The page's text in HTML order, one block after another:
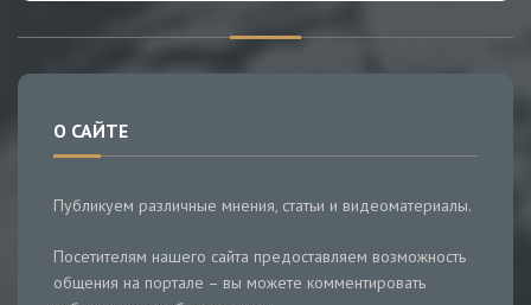
О САЙТЕ
Публикуем различные мнения, статьи и видеоматериалы.
Посетителям нашего сайта предоставляем возможность
общения на портале – вы можете комментировать